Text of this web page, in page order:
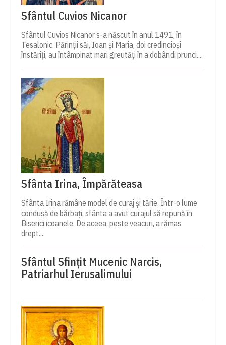
Sfântul Cuvios Nicanor
Sfântul Cuvios Nicanor s-a născut în anul 1491, în
Tesalonic. Părinții săi, Ioan și Maria, doi credincioși
înstăriți, au întâmpinat mari greutăți în a dobândi prunci....
Sfânta Irina, Împărăteasa
Sfânta Irina rămâne model de curaj și tărie. Într-o lume
condusă de bărbați, sfânta a avut curajul să repună în
Biserici icoanele. De aceea, peste veacuri, a rămas
drept...
Sfântul Sfinţit Mucenic Narcis,
Patriarhul Ierusalimului